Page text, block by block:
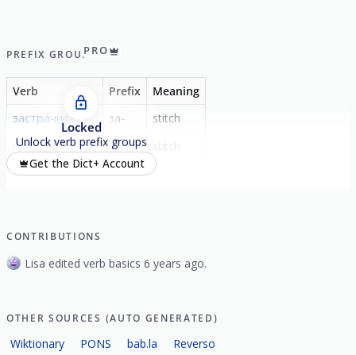
PREFIX GROUPPRO
Verb Prefix
Meaning
застра́чивать
за-
stitch
простра́чивать
про-
Locked
Unlock verb prefix groups
Get the Dict+ Account
CONTRIBUTIONS
Lisa edited verb basics 6 years ago.
OTHER SOURCES (AUTO GENERATED)
Wiktionary PONS bab.la Reverso